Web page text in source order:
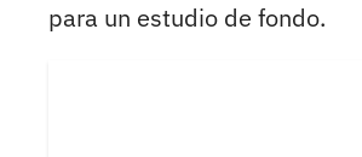
para un estudio de fondo.